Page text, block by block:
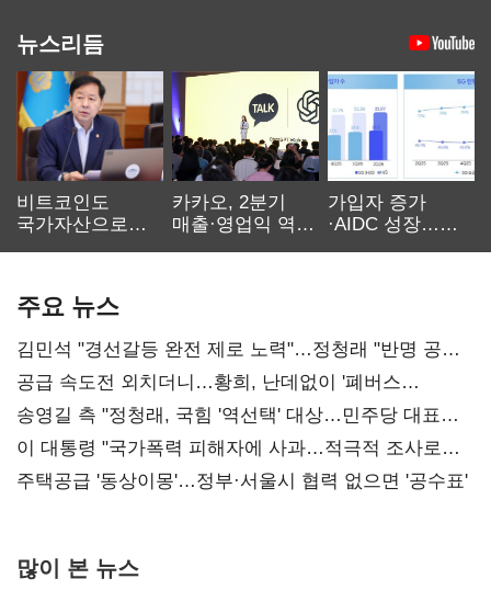
뉴스리듬
비트코인도
국가자산으로…'
카카오, 2분기
매출·영업익 역대
가입자 증가
·AIDC 성장…
주요 뉴스
김민석 "경선갈등 완전 제로 노력"…정청래 "반명 공세
사과부터"
공급 속도전 외치더니…황희, 난데없이 '폐버스
리모델링' 제안
송영길 측 "정청래, 국힘 '역선택' 대상…민주당 대표로
총선 지휘 못해"
이 대통령 "국가폭력 피해자에 사과…적극적 조사로
진실 밝혀야"
주택공급 '동상이몽'…정부·서울시 협력 없으면 '공수표'
많이 본 뉴스